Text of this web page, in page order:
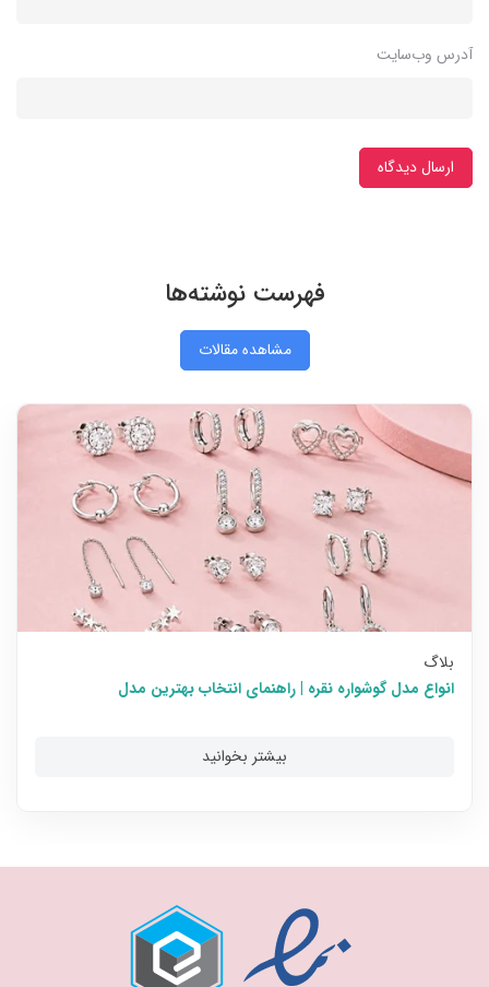
آدرس وب‌سایت
ارسال دیدگاه
فهرست نوشته‌ها
مشاهده مقالات
بلاگ
انواع مدل گوشواره نقره | راهنمای انتخاب بهترین مدل
بیشتر بخوانید